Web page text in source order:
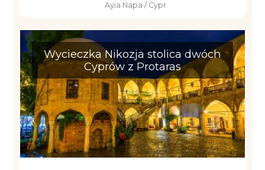
Ayia Napa / Cypr
Wycieczka Nikozja stolica dwóch
Cyprów z Protaras